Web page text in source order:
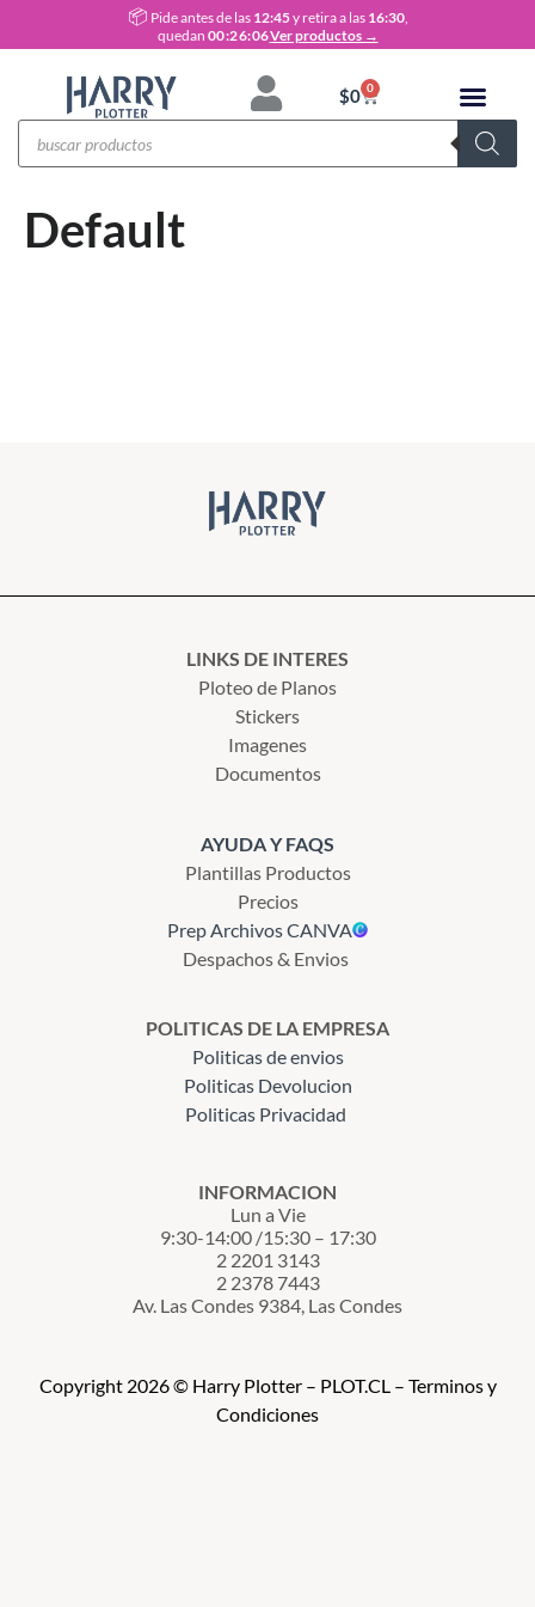
📦 Pide antes de las 12:45y retira a las 16:30,
quedan 00:26:06Ver productos →
$0 0
Default
LINKS DE INTERES
Ploteo de Planos
Stickers
Imagenes
Documentos
AYUDA Y FAQS
Plantillas Productos
Precios
Prep Archivos CANVA
Despachos & Envios
POLITICAS DE LA EMPRESA
Politicas de envios
Politicas Devolucion
Politicas Privacidad
INFORMACION
Lun a Vie
9:30-14:00 /15:30 – 17:30
2 2201 3143
2 2378 7443
Av. Las Condes 9384, Las Condes
Copyright 2026 © Harry Plotter – PLOT.CL – Terminos y
Condiciones